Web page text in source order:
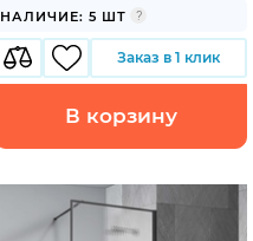
НАЛИЧИЕ: 5 ШТ
Заказ в 1 клик
В корзину